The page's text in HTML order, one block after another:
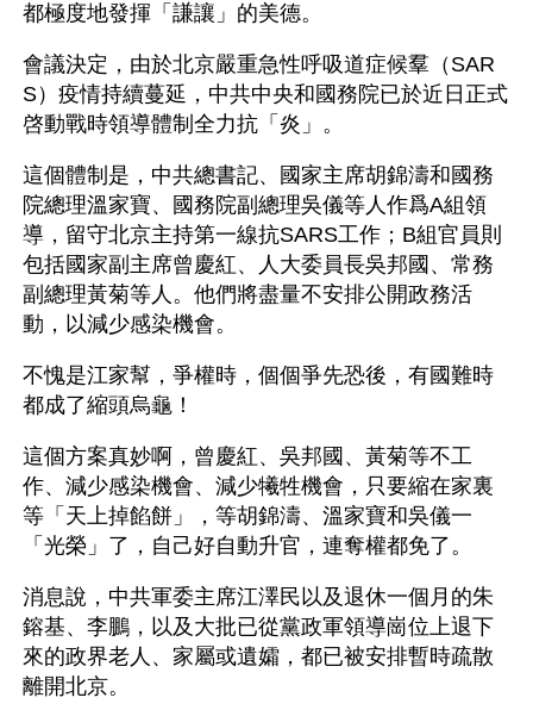
都極度地發揮「謙讓」的美德。
會議決定，由於北京嚴重急性呼吸道症候羣（SAR
S）疫情持續蔓延，中共中央和國務院已於近日正式
啓動戰時領導體制全力抗「炎」。
這個體制是，中共總書記、國家主席胡錦濤和國務
院總理溫家寶、國務院副總理吳儀等人作爲A組領
導，留守北京主持第一線抗SARS工作；B組官員則
包括國家副主席曾慶紅、人大委員長吳邦國、常務
副總理黃菊等人。他們將盡量不安排公開政務活
動，以減少感染機會。
不愧是江家幫，爭權時，個個爭先恐後，有國難時
都成了縮頭烏龜！
這個方案真妙啊，曾慶紅、吳邦國、黃菊等不工
作、減少感染機會、減少犧牲機會，只要縮在家裏
等「天上掉餡餅」，等胡錦濤、溫家寶和吳儀一
「光榮」了，自己好自動升官，連奪權都免了。
消息說，中共軍委主席江澤民以及退休一個月的朱
鎔基、李鵬，以及大批已從黨政軍領導崗位上退下
來的政界老人、家屬或遺孀，都已被安排暫時疏散
離開北京。